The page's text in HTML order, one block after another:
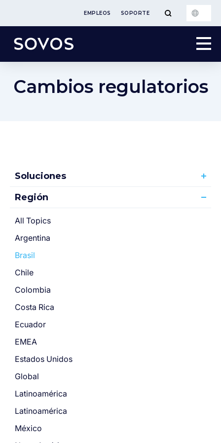
EMPLEOS SOPORTE
Cambios regulatorios
Soluciones
Región
All Topics
Argentina
Brasil
Chile
Colombia
Costa Rica
Ecuador
EMEA
Estados Unidos
Global
Latinoamérica
Latinoamérica
México